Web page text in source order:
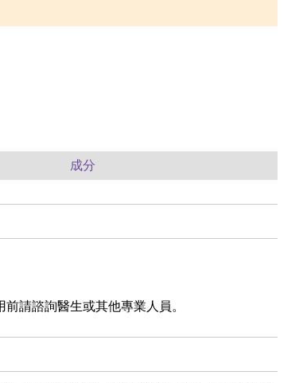
成分
請諮詢醫生或其他專業人員。